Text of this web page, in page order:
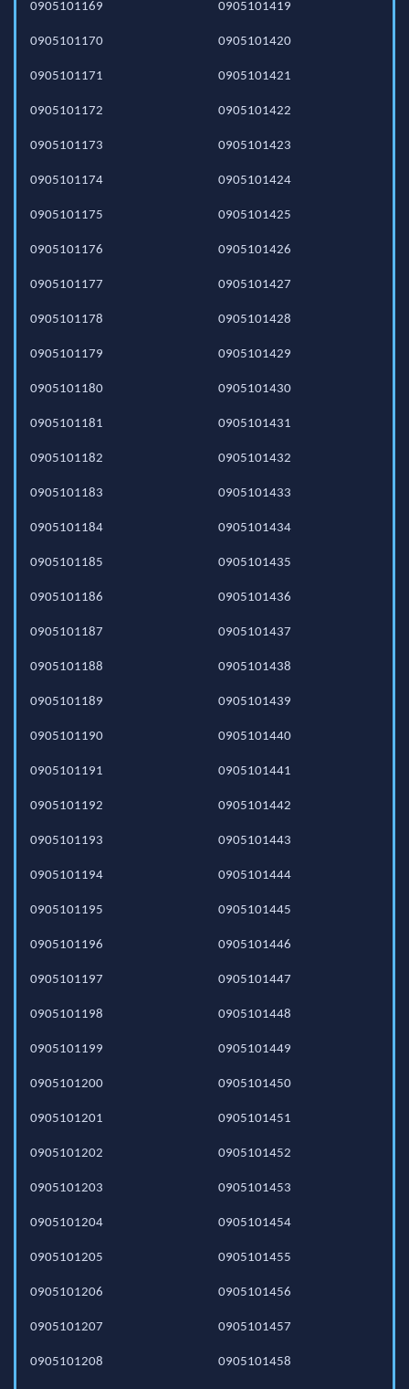
0905101169
0905101170
0905101171
0905101172
0905101173
0905101174
0905101175
0905101176
0905101177
0905101178
0905101179
0905101180
0905101181
0905101182
0905101183
0905101184
0905101185
0905101186
0905101187
0905101188
0905101189
0905101190
0905101191
0905101192
0905101193
0905101194
0905101195
0905101196
0905101197
0905101198
0905101199
0905101200
0905101201
0905101202
0905101203
0905101204
0905101205
0905101206
0905101207
0905101208
0905101419
0905101420
0905101421
0905101422
0905101423
0905101424
0905101425
0905101426
0905101427
0905101428
0905101429
0905101430
0905101431
0905101432
0905101433
0905101434
0905101435
0905101436
0905101437
0905101438
0905101439
0905101440
0905101441
0905101442
0905101443
0905101444
0905101445
0905101446
0905101447
0905101448
0905101449
0905101450
0905101451
0905101452
0905101453
0905101454
0905101455
0905101456
0905101457
0905101458